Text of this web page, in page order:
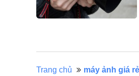
Trang chủ máy ảnh giá rẻ